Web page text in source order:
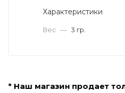
Характеристики
Вес — 3 гр.
* Наш магазин продает